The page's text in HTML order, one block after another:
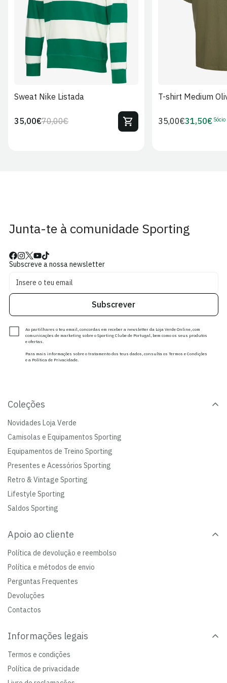
S XL 2XL
Sweat Nike Listada
Preço
70,00€Preço
35,00€
T-shirt Medium
Preço
35,00€Preço
31,50€ Sócio
Junta-te à comunidade Sporting
Subscreve a nossa newsletter
Subscrever
Ao partilhares o teu email, concordas em receber a newsletter da Loja Verde Online, com
comunicações de marketing sobre o Sporting Clube de Portugal, bem como os seus produtos
e ofertas.
Para mais informações sobre o tratamento dos teus dados, consulta os Termos e Condições
e a Política de Privacidade.
Coleções
Novidades Loja Verde
Camisolas e Equipamentos Sporting
Equipamentos de Treino Sporting
Presentes e Acessórios Sporting
Retro & Vintage Sporting
Lifestyle Sporting
Saldos Sporting
Apoio ao cliente
Política de devolução e reembolso
Política e métodos de envio
Perguntas Frequentes
Devoluções
Contactos
Informações legais
Termos e condições
Política de privacidade